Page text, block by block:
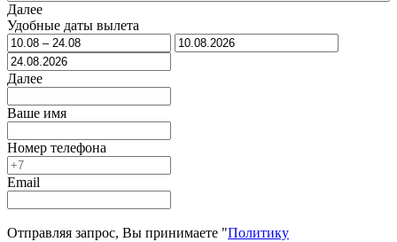
Далее
Удобные даты вылета
Далее
Ваше имя
Номер телефона
Email
Отправляя запрос, Вы принимаете "Политику